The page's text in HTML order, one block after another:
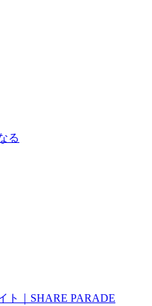
る
ト｜SHARE PARADE